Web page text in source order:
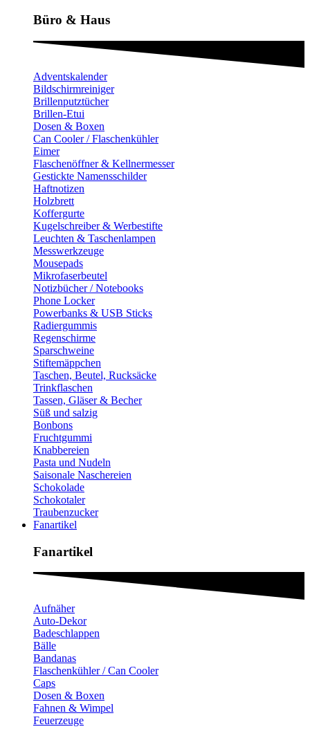
Büro & Haus
Adventskalender
Bildschirmreiniger
Brillenputztücher
Brillen-Etui
Dosen & Boxen
Can Cooler / Flaschenkühler
Eimer
Flaschenöffner & Kellnermesser
Gestickte Namensschilder
Haftnotizen
Holzbrett
Koffergurte
Kugelschreiber & Werbestifte
Leuchten & Taschenlampen
Messwerkzeuge
Mousepads
Mikrofaserbeutel
Notizbücher / Notebooks
Phone Locker
Powerbanks & USB Sticks
Radiergummis
Regenschirme
Sparschweine
Stiftemäppchen
Taschen, Beutel, Rucksäcke
Trinkflaschen
Tassen, Gläser & Becher
Süß und salzig
Bonbons
Fruchtgummi
Knabbereien
Pasta und Nudeln
Saisonale Naschereien
Schokolade
Schokotaler
Traubenzucker
Fanartikel
Fanartikel​
Aufnäher
Auto-Dekor
Badeschlappen
Bälle
Bandanas
Flaschenkühler / Can Cooler
Caps
Dosen & Boxen
Fahnen & Wimpel
Feuerzeuge